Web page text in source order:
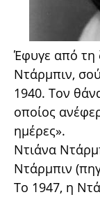
Έφυγε από τη
Ντάρμπιν,
1940. Τον
οποίος
ημέρες».
Ντιάνα
Ντάρμπιν
Το 1947, η